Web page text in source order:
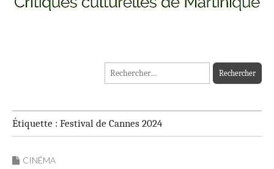
MADININ'ART
Rechercher :
Étiquette : Festival de Cannes 2024
CINÉMA